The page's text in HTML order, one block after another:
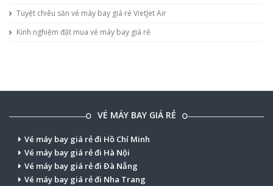
Tuyệt chiêu săn vé máy bay giá rẻ VietJet Air
Kinh nghiệm đặt mua vé máy bay giá rẻ
VÉ MÁY BAY GIÁ RẺ
Vé máy bay giá rẻ đi Hồ Chí Minh
Vé máy bay giá rẻ đi Hà Nội
Vé máy bay giá rẻ đi Đà Nẵng
Vé máy bay giá rẻ đi Nha Trang